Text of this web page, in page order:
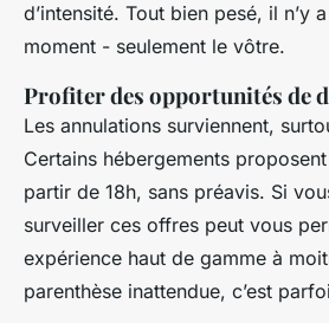
d’intensité. Tout bien pesé, il n’y
moment - seulement le vôtre.
Profiter des opportunités de
Les annulations surviennent,
Certains hébergements
partir de 18h, sans préavis. Si
surveiller ces offres peut vous
expérience haut de gamme à
parenthèse inattendue, c’est